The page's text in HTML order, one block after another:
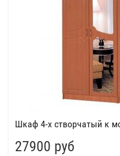
Шкаф 4-х створчатый к
27900 руб